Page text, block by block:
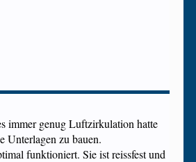
immer genug Luftzirkulation hatte
Unterlagen zu bauen.
funktioniert. Sie ist reissfest und